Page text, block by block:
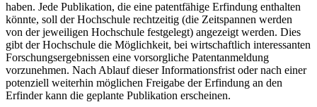
haben. Jede Publikation, die eine patentfähige Erfindung enthalten
könnte, soll der Hochschule rechtzeitig (die Zeitspannen werden
von der jeweiligen Hochschule festgelegt) angezeigt werden. Dies
gibt der Hochschule die Möglichkeit, bei wirtschaftlich interessanten
Forschungsergebnissen eine vorsorgliche Patentanmeldung
vorzunehmen. Nach Ablauf dieser Informationsfrist oder nach einer
potenziell weiterhin möglichen Freigabe der Erfindung an den
Erfinder kann die geplante Publikation erscheinen.